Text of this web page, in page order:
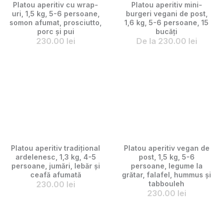
Platou aperitiv cu wrap-
uri, 1,5 kg, 5-6 persoane,
somon afumat, prosciutto,
porc și pui
230.00 lei
Platou aperitiv mini-
burgeri vegani de post,
1,6 kg, 5-6 persoane, 15
bucăți
De la 230.00 lei
Platou aperitiv tradițional
ardelenesc, 1,3 kg, 4-5
persoane, jumări, lebăr și
ceafă afumată
230.00 lei
Platou aperitiv vegan de
post, 1,5 kg, 5-6
persoane, legume la
grătar, falafel, hummus și
tabbouleh
230.00 lei